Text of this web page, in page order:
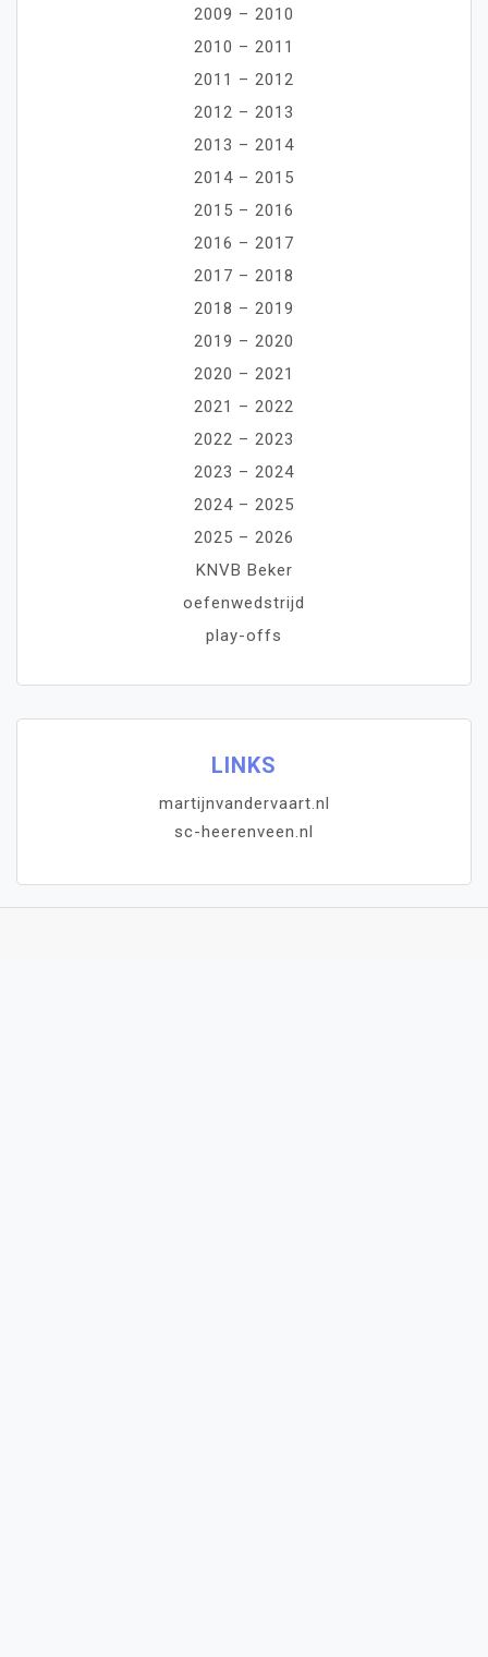
2009 – 2010
2010 – 2011
2011 – 2012
2012 – 2013
2013 – 2014
2014 – 2015
2015 – 2016
2016 – 2017
2017 – 2018
2018 – 2019
2019 – 2020
2020 – 2021
2021 – 2022
2022 – 2023
2023 – 2024
2024 – 2025
2025 – 2026
KNVB Beker
oefenwedstrijd
play-offs
LINKS
martijnvandervaart.nl
sc-heerenveen.nl